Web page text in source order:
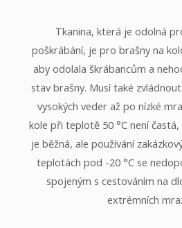
Tkanina, která je odolná
poškrábání, je pro brašny na
aby odolala škrábancům a
stav brašny. Musí také
vysokých veder až po nízké
kole při teplotě 50 °C není
je běžná, ale používání
teplotách pod -20 °C se
spojeným s cestováním na
extrémních